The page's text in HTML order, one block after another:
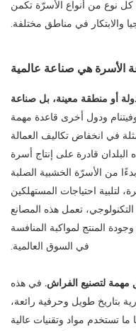
كل نوع من أنواع الأسرّة تكمن
والابتكار في مناطق مختلفة.
الأسرة هي صناعة عالمية
أو منطقة معينة، بل صناعة
ودول أخرى قاعدة مهمة
في انخفاض تكاليف العمالة
البلدان قادرة على إنتاج أسرة
من الأسرّة الخشبية الصلبة
لتلبية احتياجات المستهلكين
تعمل هذه المصانع
المنتج لمواكبة المنافسة
في السوق العالمية.
مهمة لتصنيع الفراش. في هذه
بتاريخ طويل وحرفية رائعة،
ما تستخدم مواد وتقنيات عالية